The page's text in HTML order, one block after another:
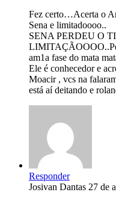
Fez certo…Acerta o
Sena e limitadoooo..
SENA PERDEU O
am1a fase do mata
Ele é conhecedor e
Moacir , vcs na
está aí deitando e
Responder
Josivan Dantas 27 de